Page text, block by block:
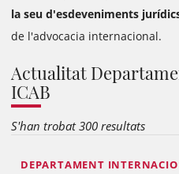
la seu d'esdeveniments
de l'advocacia internacional.
Actualitat
ICAB
S'han trobat 300 resultats
DEPARTAMENT